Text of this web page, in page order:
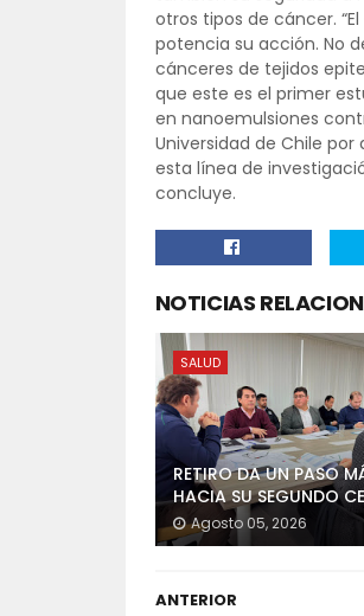
otros tipos de cáncer.
potencia su acción. No
cánceres de tejidos
que este es el primer
en nanoemulsiones
Universidad de Chile
esta línea de
concluye.
NOTICIAS
SALUD
RETIRO DA UN PASO
HACIA SU SEGUNDO
Agosto 05, 2026
ANTERIOR